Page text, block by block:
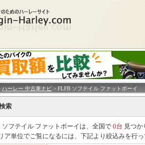
ハーレー 中古車ナビ > FLFB ソフテイル ファットボーイ
索
ソフテイル ファットボーイは、全国で 0台 見つ
ア単位でご覧になるには、下記より絞込みを行